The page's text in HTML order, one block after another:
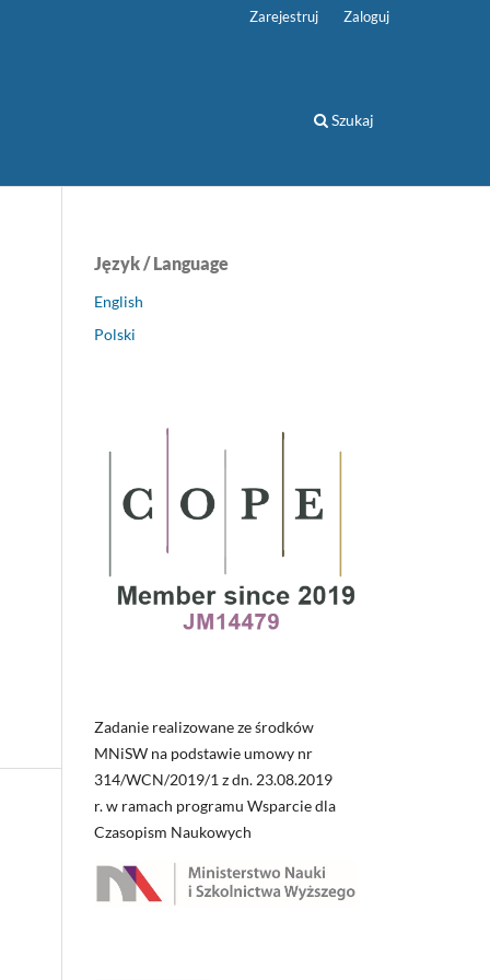
Szukaj
Zarejestruj Zaloguj
Język / Language
English
Polski
Zadanie realizowane ze środków
MNiSW na podstawie umowy nr
314/WCN/2019/1 z dn. 23.08.2019
r. w ramach programu Wsparcie dla
Czasopism Naukowych